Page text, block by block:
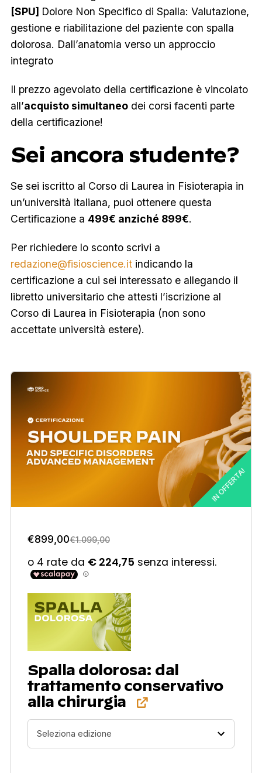
[SPU] Dolore Non Specifico di Spalla: Valutazione,
gestione e riabilitazione del paziente con spalla
dolorosa. Dall’anatomia verso un approccio
integrato
Il prezzo agevolato della certificazione è vincolato
all’acquisto simultaneodei corsi facenti parte
della certificazione!
Sei ancora studente?
Se sei iscritto al Corso di Laurea in Fisioterapia in
un’università italiana, puoi ottenere questa
Certificazione a 499€ anziché 899€.
Per richiedere lo sconto scrivi a
redazione@fisioscience.itindicando la
certificazione a cui sei interessato e allegando il
libretto universitario che attesti l’iscrizione al
Corso di Laurea in Fisioterapia (non sono
accettate università estere).
IN OFFERTA!
€1.099,00
€899,00
Spalla dolorosa: dal
trattamento conservativo
alla chirurgia